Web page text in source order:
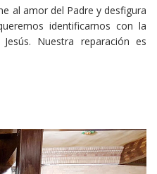
al amor del Padre y desfigura
identificarnos con la
Nuestra reparación es